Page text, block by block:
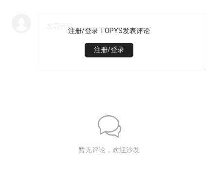
注册/登录 TOPYS发表评论
注册/登录
暂无评论，欢迎沙发